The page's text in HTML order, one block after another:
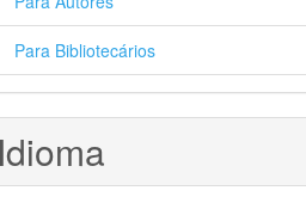
Para Bibliotecários